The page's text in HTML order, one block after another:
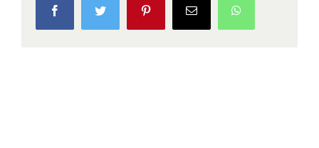
FacebookTwitter Pinterest
E-